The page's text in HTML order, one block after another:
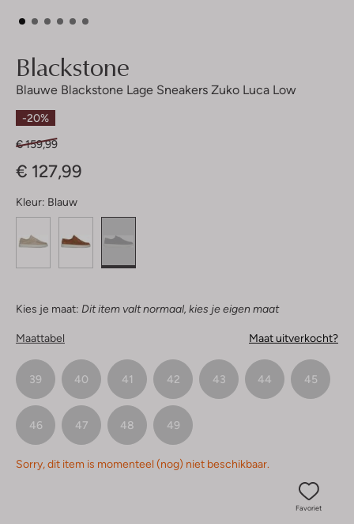
Blackstone
Blauwe Blackstone Lage Sneakers Zuko Luca Low
-20%
€ 159,99
€ 127,99
Kleur: Blauw
Kies je maat: Dit item valt normaal, kies je eigen maat
Maattabel Maat uitverkocht?
39 40 41 42 43 44 45
46 47 48 49
Sorry, dit item is momenteel (nog) niet beschikbaar.
Favoriet